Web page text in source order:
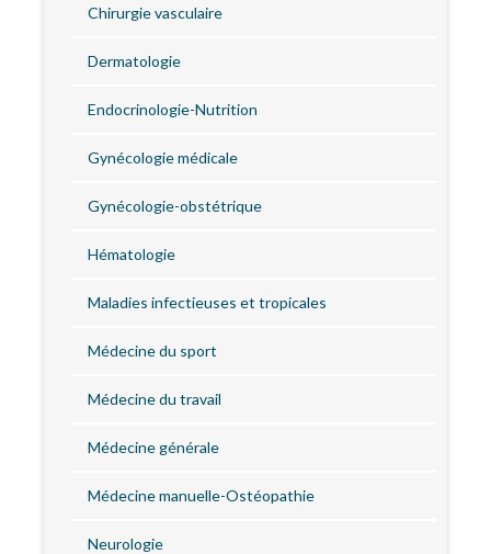
Chirurgie vasculaire
Dermatologie
Endocrinologie-Nutrition
Gynécologie médicale
Gynécologie-obstétrique
Hématologie
Maladies infectieuses et tropicales
Médecine du sport
Médecine du travail
Médecine générale
Médecine manuelle-Ostéopathie
Neurologie